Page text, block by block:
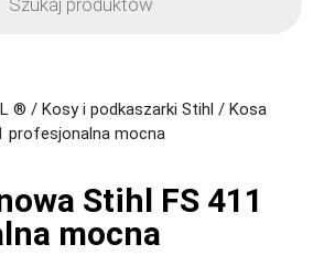
® / Kosy i podkaszarki Stihl / Kosa
profesjonalna mocna
Stihl FS 411
mocna